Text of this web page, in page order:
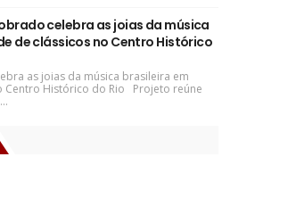
celebra as joias da música
de clássicos no Centro Histórico
as joias da música brasileira em
Centro Histórico do Rio Projeto reúne